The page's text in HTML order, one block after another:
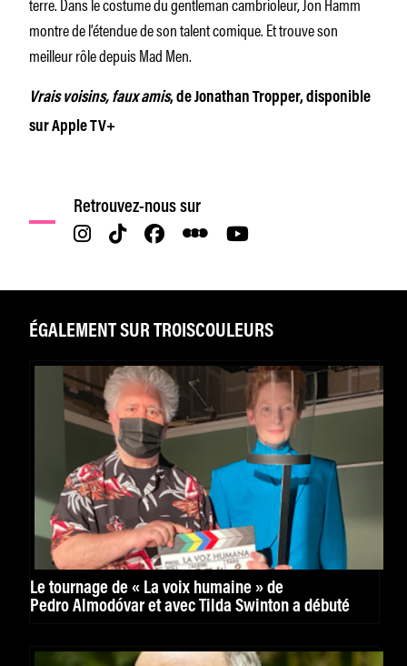
montre de l’étendue de son talent comique. Et trouve son
meilleur rôle depuis Mad Men.
Vrais voisins, faux amis, de Jonathan Tropper, disponible
sur Apple TV+
Retrouvez-nous sur
ÉGALEMENT SUR TROISCOULEURS
Le tournage de « La voix humaine » de
Pedro Almodóvar et avec Tilda Swinton a débuté